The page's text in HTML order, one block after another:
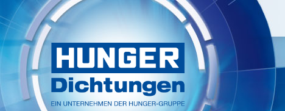
Komplette
Germany für über 6500 Kunden